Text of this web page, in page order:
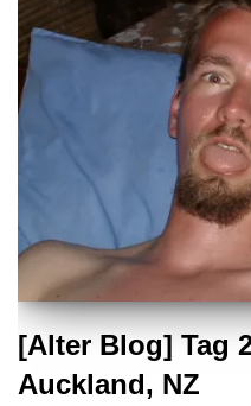
[Alter Blog] Tag
Auckland, NZ